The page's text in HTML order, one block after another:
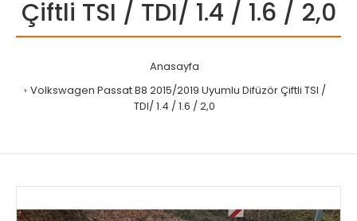
Çiftli TSI / TDI/ 1.4 / 1.6 / 2,0
Anasayfa
Volkswagen Passat B8 2015/2019 Uyumlu Difüzör Çiftli TSI /
TDI/ 1.4 / 1.6 / 2,0